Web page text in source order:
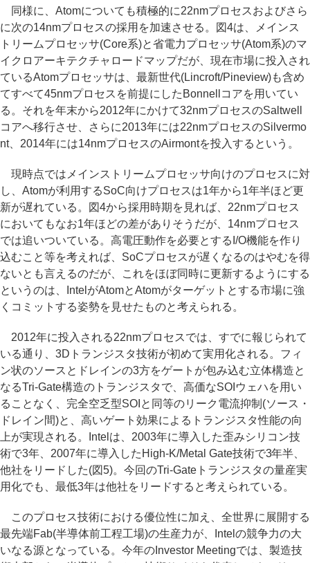
同様に、Atomについても積極的に22nmプロセスおよびさら
に次の14nmプロセスの採用を加速させる。図4は、メインス
トリームプロセッサ(Core系)と省電力プロセッサ(Atom系)のマ
イクロアーキテクチャロードマップだが、現在市場に投入され
ているAtomプロセッサは、最新世代(Lincroft/Pineview)も含め
てすべて45nmプロセスを前提にしたBonnellコアを用いてい
る。それを年末から2012年にかけて32nmプロセスのSaltwell
コアへ移行させ、さらに2013年には22nmプロセスのSilvermo
nt、2014年には14nmプロセスのAirmontを投入するという。
現時点ではメインストリームプロセッサ向けのプロセスに対
し、Atomが利用するSoC向けプロセスは1年から1年半ほど更
新が遅れている。図4から採用時期を見れば、22nmプロセス
においてもなお1年ほどの差がありそうだが、14nmプロセス
では追いついている。高電圧動作を必要とするI/O機能を作り
込むこと等を考えれば、SoCプロセスが遅くなるのはやむを得
ないとも言えるのだが、これをほぼ同時に更新するようにする
というのは、IntelがAtomとAtomがターゲットとする市場に強
くコミットする姿勢を見せたものと考えられる。
2012年に投入される22nmプロセスでは、すでに報じられて
いる通り、3Dトランジスタ技術が初めて実用化される。フィ
ン状のソースとドレインの3方をゲートが包み込む立体構造と
なるTri-Gate構造のトランジスタで、高価なSOIウェハを用い
ることなく、完全空乏型SOIと同等のリーク電流抑制(ソース・
ドレイン間)と、高いゲート効果によるトランジスタ性能の向
上が実現される。Intelは、2003年に導入した歪みシリコン技
術で3年、2007年に導入したHigh-K/Metal Gate技術で3年半、
他社をリードした(図5)。今回のTri-Gateトランジスタの量産実
用化でも、最低3年は他社をリードすると考えられている。
このプロセス技術における優位性に加え、全世界に展開する
最先端Fab(半導体前工程工場)の生産力が、Intelの競争力の大
いなる源となっている。今年のInvestor Meetingでは、製造技